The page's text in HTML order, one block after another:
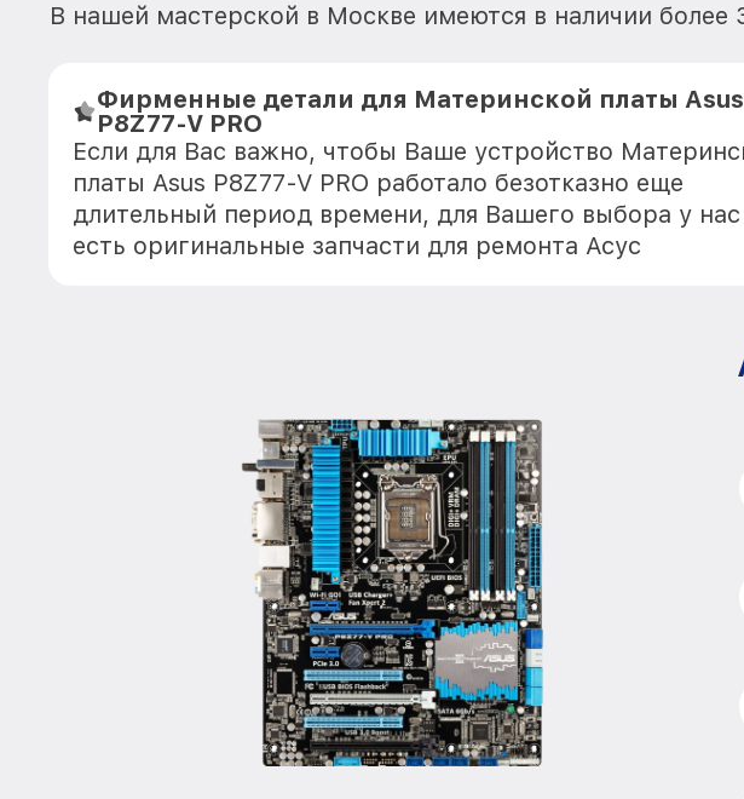
В нашей мастерской в Москве имеются в наличии
Фирменные детали для Материнской платы Asus
P8Z77-V PRO
Если для Вас важно, чтобы Ваше устройство
платы Asus P8Z77-V PRO работало безотказно еще
длительный период времени, для Вашего выбора у нас
есть оригинальные запчасти для ремонта Асус